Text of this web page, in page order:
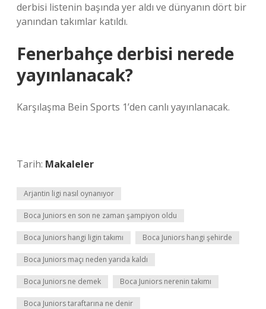
derbisi listenin başında yer aldı ve dünyanın dört bir
yanından takımlar katıldı.
Fenerbahçe derbisi nerede
yayınlanacak?
Karşılaşma Bein Sports 1’den canlı yayınlanacak.
Tarih: Makaleler
Arjantin ligi nasıl oynanıyor
Boca Juniors en son ne zaman şampiyon oldu
Boca Juniors hangi ligin takımı Boca Juniors hangi şehirde
Boca Juniors maçı neden yarıda kaldı
Boca Juniors ne demek Boca Juniors nerenin takımı
Boca Juniors taraftarına ne denir